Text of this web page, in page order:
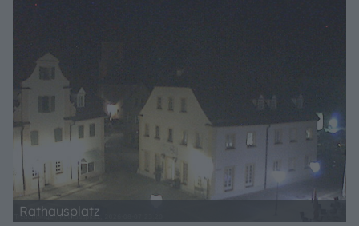
Rathausplatz